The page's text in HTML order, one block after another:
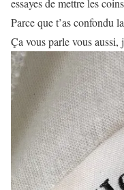
essayes de mettre les
Parce que t’as confondu
Ça vous parle vous aussi,